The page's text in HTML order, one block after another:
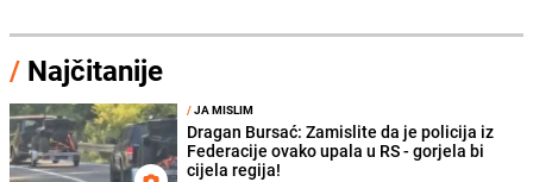
/ Najčitanije
/JA MISLIM
Dragan Bursać: Zamislite da je policija iz
Federacije ovako upala u RS - gorjela bi
cijela regija!